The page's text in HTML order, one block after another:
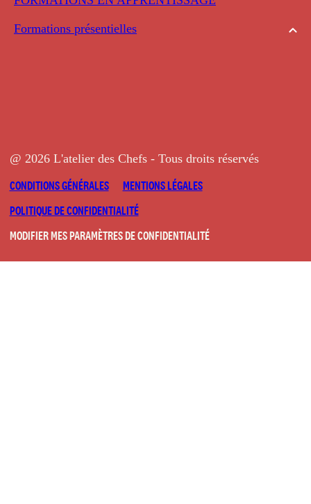
Formations présentielles
@ 2026 L'atelier des Chefs - Tous droits réservés
CONDITIONS GÉNÉRALES
MENTIONS LÉGALES
POLITIQUE DE CONFIDENTIALITÉ
MODIFIER MES PARAMÈTRES DE CONFIDENTIALITÉ